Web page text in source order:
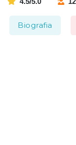
Biografia